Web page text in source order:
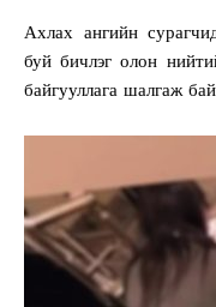
Ахлах ангийн
буй бичлэг олон
байгууллага шалгаж